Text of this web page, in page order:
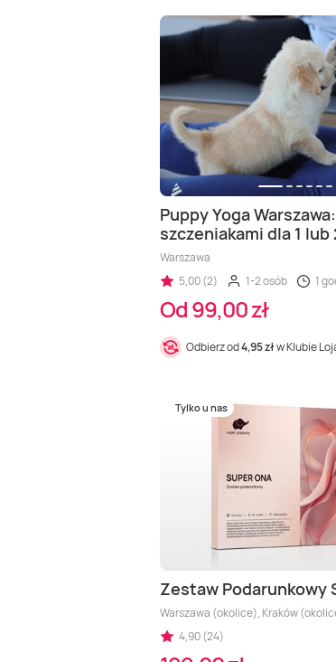
Puppy Yoga
szczeniakami dla 1 lub
Warszawa
5,00 (2)
1-2 osób 1
Od 99,00 zł
Odbierz od4,95 złw Klubie
Tylko u nas
Zestaw Podarunkowy
Warszawa (okolice), Kraków
4,90 (24)